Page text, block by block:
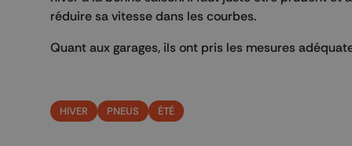
réduire sa vitesse dans les courbes.
Quant aux garages, ils ont pris les mesures
HIVER PNEUS ÉTÉ